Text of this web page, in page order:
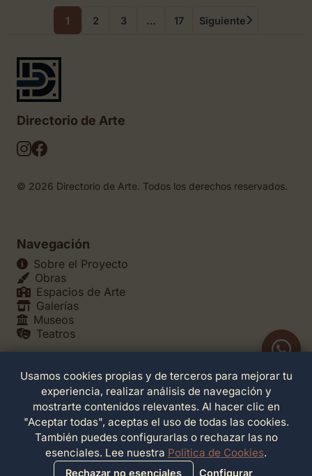
1 2 3 … 17 Siguiente
Directorio de Arte
© 2026 Directorio de Arte. Todos los derechos reservados.
Navegación
Sobre el Proyecto
Obras
Espacios de Arte
Galerías
Museos
Teatros
Legales
Política de Privacidad
Política de Cookies
Configuración de Cookies
Términos de Servicio
Contacto
Usamos cookies propias y de terceros para mejorar tu
experiencia, realizar análisis de navegación y
mostrarte contenidos relevantes. Al hacer clic en
"Aceptar todas", aceptas el uso de todas las cookies.
También puedes configurarlas o rechazar las no
esenciales. Lee nuestra Política de Cookies.
Rechazar no esenciales Configurar